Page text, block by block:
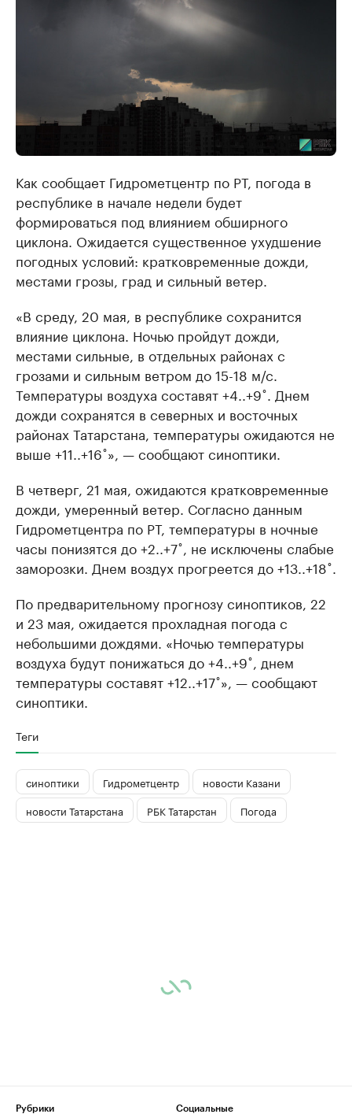
Как сообщает Гидрометцентр по РТ, погода в
республике в начале недели будет
формироваться под влиянием обширного
циклона. Ожидается существенное ухудшение
погодных условий: кратковременные дожди,
местами грозы, град и сильный ветер.
«В среду, 20 мая, в республике сохранится
влияние циклона. Ночью пройдут дожди,
местами сильные, в отдельных районах с
грозами и сильным ветром до 15-18 м/с.
Температуры воздуха составят +4..+9˚. Днем
дожди сохранятся в северных и восточных
районах Татарстана, температуры ожидаются не
выше +11..+16˚», — сообщают синоптики.
В четверг, 21 мая, ожидаются кратковременные
дожди, умеренный ветер. Согласно данным
Гидрометцентра по РТ, температуры в ночные
часы понизятся до +2..+7˚, не исключены слабые
заморозки. Днем воздух прогреется до +13..+18˚.
По предварительному прогнозу синоптиков, 22
и 23 мая, ожидается прохладная погода с
небольшими дождями. «Ночью температуры
воздуха будут понижаться до +4..+9˚, днем
температуры составят +12..+17˚», — сообщают
синоптики.
Теги
синоптики Гидрометцентр
новости Казани
новости Татарстана
РБК Татарстан Погода
Рубрики
Социальные